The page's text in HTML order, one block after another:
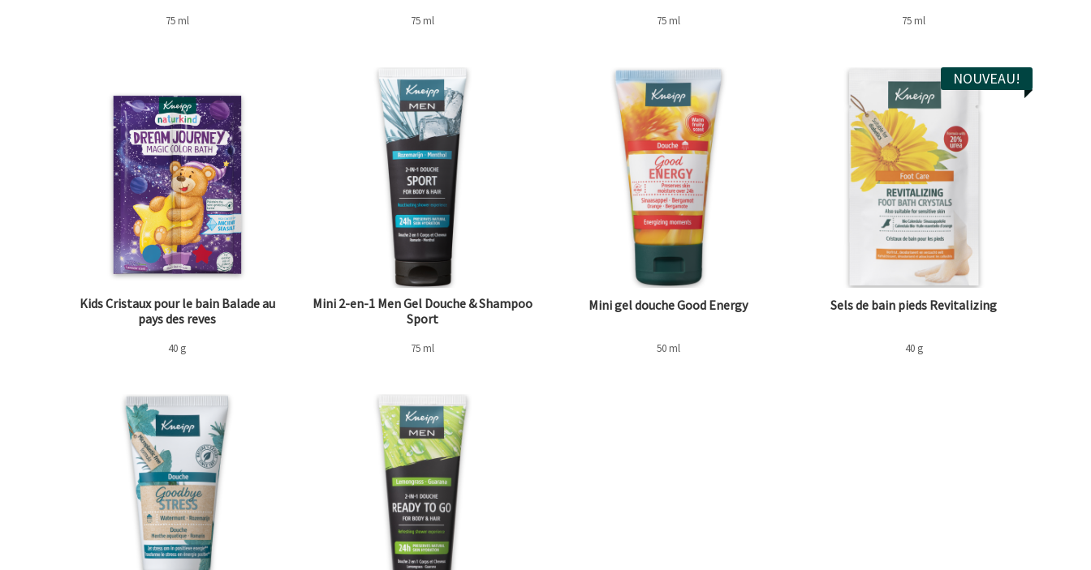
75 ml 75 ml 75 ml 75 ml
Kids Cristaux pour le bain Balade au
pays des reves
40 g
Mini 2-en-1 Men Gel Douche & Shampoo
Sport
75 ml
Mini gel douche Good Energy
50 ml
NOUVEAU!
Sels de bain pieds Revitalizing
40 g